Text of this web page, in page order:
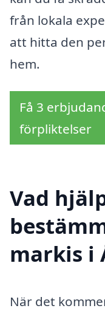
från lokala
att hitta den
hem.
Få 3
förpliktelser
Vad
markis i
När det